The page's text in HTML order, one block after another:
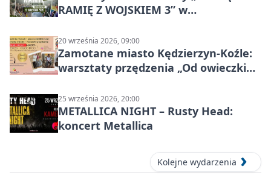
RAMIĘ Z WOJSKIEM 3” w
20 września 2026, 09:00
Zamotane miasto Kędzierzyn-Koźle:
warsztaty przędzenia „Od owieczki
25 września 2026, 20:00
METALLICA NIGHT – Rusty Head:
koncert Metallica
Kolejne wydarzenia